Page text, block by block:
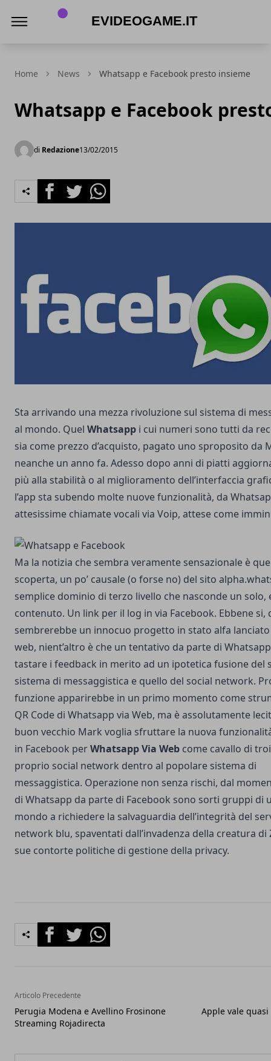
Home News Whatsapp e Facebook presto insieme
Whatsapp e Facebook
di Redazione13/02/2015
FacebookTwitterWhatsapp
Sta arrivando una mezza rivoluzione sul sistema di
al mondo. Quel Whatsapp i cui numeri sono tutti da
sia come prezzo d’acquisto, pagato uno sproposito da
neanche un anno fa. Adesso dopo anni di piatti
più alla stabilità o al miglioramento dell’interfaccia
l’app sta subendo molte nuove funzionalità, da
attesissime chiamate vocali via Voip, attese come
Ma la notizia che sembra veramente sensazionale è
scoperta, un po’ causale (o forse no) del sito
semplice dominio di terzo livello che nasconde un solo,
contenuto. Un link per il log in via Facebook. Ebbene si,
sembrerebbe un innocuo progetto in stato alfa lanciato
web, nient’altro è che un tentativo da parte di
tastare i feedback in merito ad un ipotetica fusione del
sistema di messaggistica e quello del social network.
funzione apparirebbe in un primo momento come
QR Code di Whatsapp via Web, ma è assolutamente
buon vecchio Mark voglia sfruttare la nuova
in Facebook perWhatsapp Via Web come cavallo di
proprio social network dentro al popolare sistema di
messaggistica. Operazione non senza rischi, dal
di Whatsapp da parte di Facebook sono sorti gruppi di
mondo a richiedere la salvaguardia dell’integrità del
network blu, spaventati dall’invadenza della creatura di
sue contorte politiche di gestione della privacy.
FacebookTwitterWhatsapp
Articolo Precedente
Perugia Modena e Avellino Frosinone
Streaming Rojadirecta
Apple vale